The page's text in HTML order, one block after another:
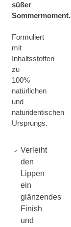
süßer
Sommermoment.
Formuliert
mit
Inhaltsstoffen
zu
100%
natürlichen
und
naturidentischen
Ursprungs.
Verleiht
den
Lippen
ein
glänzendes
Finish
und